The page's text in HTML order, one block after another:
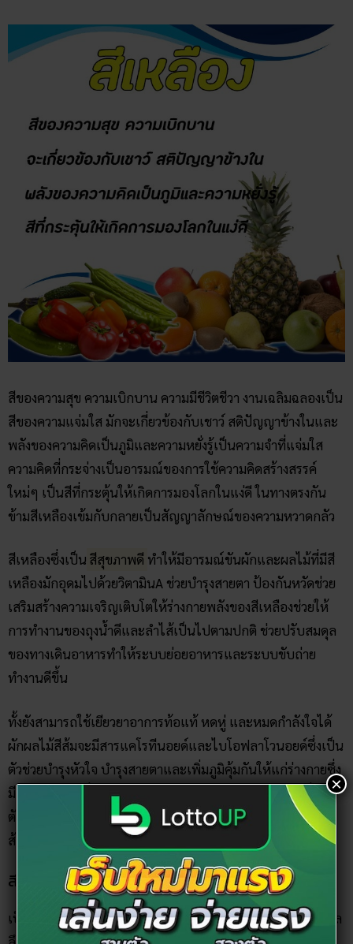
สีของความสุข ความเบิกบาน ความมีชีวิตชีวา งานเฉลิมฉลองเป็น
สีของความแจ่มใส มักจะเกี่ยวข้องกับเชาว์ สติปัญญาข้างในและ
พลังของความคิดเป็นภูมิและความหยั่งรู้เป็นความจำที่แจ่มใส
ความคิดที่กระจ่างเป็นอารมณ์ของการใช้ความคิดสร้างสรรค์
ใหม่ๆ เป็นสีที่กระตุ้นให้เกิดการมองโลกในแง่ดี ในทางตรงกัน
ข้ามสีเหลืองเข้มกับกลายเป็นสัญญาลักษณ์ของความหวาดกลัว
สีเหลืองซึ่งเป็น สีสุขภาพดี ทำให้มีอารมณ์ขันผักและผลไม้ที่มีสี
เหลืองมักอุดมไปด้วยวิตามินA ช่วยบำรุงสายตา ป้องกันหวัดช่วย
เสริมสร้างความเจริญเติบโตให้ร่างกายพลังของสีเหลืองช่วยให้
การทำงานของถุงน้ำดีและลำไส้เป็นไปตามปกติ ช่วยปรับสมดุล
ของทางเดินอาหารทำให้ระบบย่อยอาหารและระบบขับถ่าย
ทำงานดีขึ้น
ทั้งยังสามารถใช้เยียวยาอาการท้อแท้ หดหู่ และหมดกำลังใจได้
ผักผลไม้สีส้มจะมีสารแคโรทีนอยด์และไบโอฟลาโวนอยด์ซึ่งเป็น
ตัวช่วยบำรุงหัวใจ บำรุงสายตาและเพิ่มภูมิคุ้มกันให้แก่ร่างกายซึ่ง
มีสารแคโรทีนที่มี ประสิทธิภาพสูงในการต้านอนุมูลอิสระที่เป็น
ตัวการเกิดมะเร็งผักผลไม้ที่มี สารพวกนี้ได้แก่ แครอท มะละกอ
ส้ม แตงโมเหลือง ข้าวโพดหวานและฟักทอง
สีสุขภาพดี สีมรกต
เป็นสีที่ผสมผสานกันระหว่างสีน้ำเงินกับสีเขียวเข้มของท้องทะเล
×